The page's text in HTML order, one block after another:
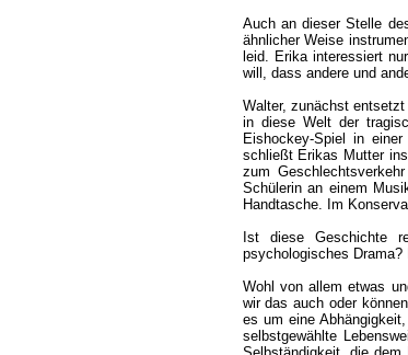
Auch an dieser Stelle
ähnlicher Weise
leid. Erika interessiert
will, dass andere und
Walter, zunächst
in diese Welt der
Eishockey-Spiel in
schließt Erikas Mutter
zum
Schülerin an einem
Handtasche. Im
Ist diese Geschichte
psychologisches
Wohl von allem etwas
wir das auch oder
es um eine
selbstgewählte